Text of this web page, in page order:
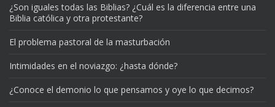
¿Son iguales todas las Biblias? ¿Cuál es la diferencia entre una
Biblia católica y otra protestante?
El problema pastoral de la masturbación
Intimidades en el noviazgo: ¿hasta dónde?
¿Conoce el demonio lo que pensamos y oye lo que decimos?